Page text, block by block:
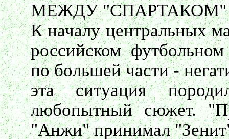
МЕЖДУ
К началу центральных
российском
по большей части -
эта ситуация
любопытный сюжет.
"Анжи" принимал "Зенит"